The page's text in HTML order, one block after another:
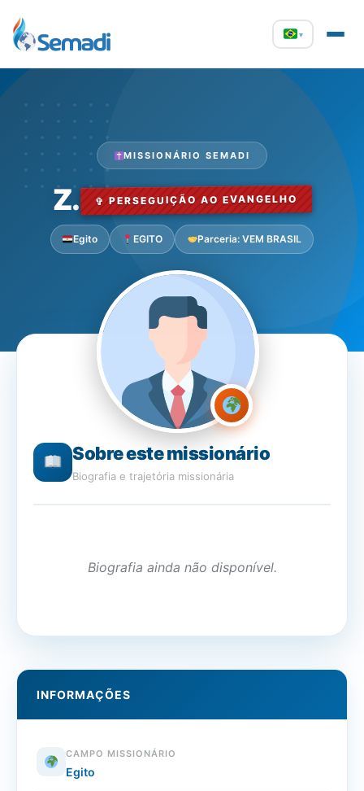
▾
MISSIONÁRIO SEMADI
Z. ✞ PERSEGUIÇÃO AO EVANGELHO
Egito EGITO Parceria: VEM BRASIL
Sobre este missionário
Biografia e trajetória missionária
Biografia ainda não disponível.
INFORMAÇÕES
CAMPO MISSIONÁRIO
Egito